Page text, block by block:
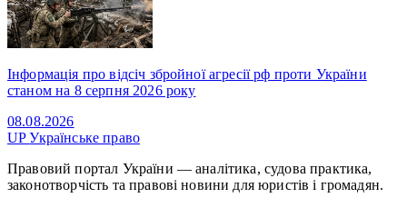
Інформація про відсіч збройної агресії рф проти України
станом на 8 серпня 2026 року
08.08.2026
UPУкраїнське право
Правовий портал України — аналітика, судова практика,
законотворчість та правові новини для юристів і громадян.